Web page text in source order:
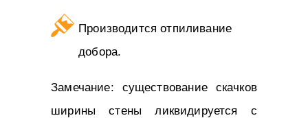
Производится отпиливание
добора.
Замечание: существование скачков
ширины стены ликвидируется с